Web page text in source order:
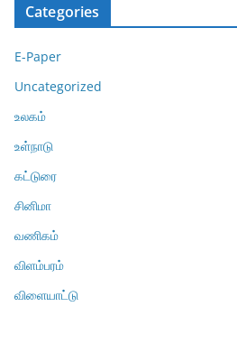
Categories
E-Paper
Uncategorized
உலகம்
உள்நாடு
கட்டுரை
சினிமா
வணிகம்
விளம்பரம்
விளையாட்டு